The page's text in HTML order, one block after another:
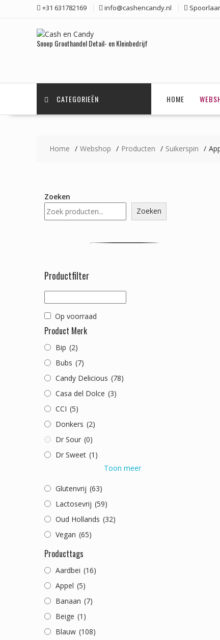
+31 631782169 info@cashencandy.nl
Snoep Groothandel Detail- en Kleinbedrijf
CATEGORIEËN HOME
Home Webshop Producten Suikerspin
Zoeken
Zoeken
Productfilter
Op voorraad
Product Merk
Bip (2)
Bubs (7)
Candy Delicious (78)
Casa del Dolce (3)
CCI (5)
Donkers (2)
Dr Sour (0)
Dr Sweet (1)
Toon meer
Glutenvrij (63)
Lactosevrij (59)
Oud Hollands (32)
Vegan (65)
Producttags
Aardbei (16)
Appel (5)
Banaan (7)
Beige (1)
Blauw (108)